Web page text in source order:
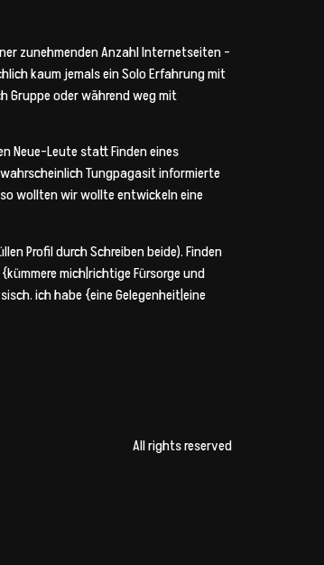
zunehmenden Anzahl Internetseiten –
kaum jemals ein Solo Erfahrung mit
Gruppe oder während weg mit
Neue-Leute statt Finden eines
Tungpagasit informierte
wollten wir wollte entwickeln eine
Profil durch Schreiben beide). Finden
mich|richtige Fürsorge und
ich habe {eine Gelegenheit|eine
All rights reserved